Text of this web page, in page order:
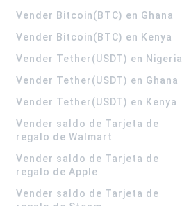
Vender Bitcoin(BTC) en Ghana
Vender Bitcoin(BTC) en Kenya
Vender Tether(USDT) en Nigeria
Vender Tether(USDT) en Ghana
Vender Tether(USDT) en Kenya
Vender saldo de Tarjeta de
regalo de Walmart
Vender saldo de Tarjeta de
regalo de Apple
Vender saldo de Tarjeta de